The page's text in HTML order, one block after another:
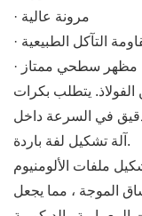
· مرونة عالية
التآكل الطبيعية
· مظهر سطحي ممتاز
يتطلب بكرات
في السرعة داخل
آلة تشكيل لفة باردة.
ملفات الألومنيوم
الموجة ، مما يجعل